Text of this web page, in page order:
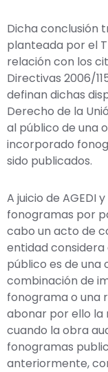
Dicha conclusión
planteada por el
relación con los
Directivas 2006/
definan dichas
Derecho de la
al público de una
incorporado
sido publicados.
A juicio de AGEDI
fonogramas por
cabo un acto de
entidad
público es de una
combinación de
fonograma o una
abonar por ello la
cuando la obra
fonogramas
anteriormente,